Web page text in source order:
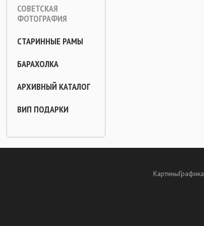
СОВЕТСКАЯ
ФОТОГРАФИЯ
СТАРИННЫЕ РАМЫ
БАРАХОЛКА
АРХИВНЫЙ КАТАЛОГ
ВИП ПОДАРКИ
КартиныГрафика